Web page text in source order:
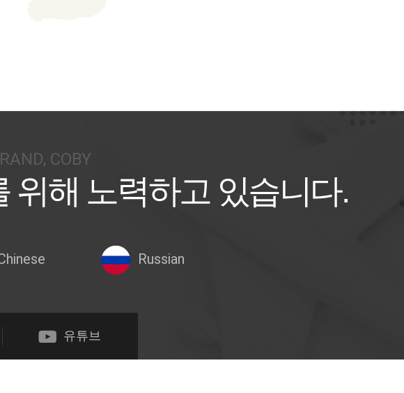
COBY
위해 노력하고 있습니다.
Russian
유튜브